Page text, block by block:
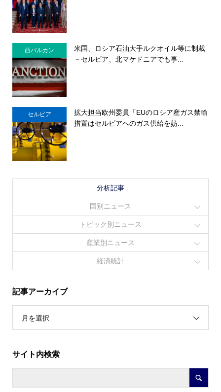
西バルカン
米国、ロシア石油大手ルクオイル等に制裁
－セルビア、北マケドニアでも事...
セルビア
拡大担当欧州委員「EUのロシア産ガス禁輸
措置はセルビアへのガス供給を妨...
分析記事
国別ニュース
トピック別ニュース
産業別ニュース
経済統計
記事アーカイブ
月を選択
サイト内検索